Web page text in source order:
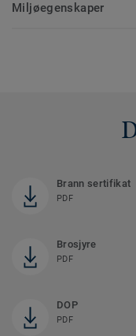
Miljøegenskaper
Brann sertifikat
PDF
Brosjyre
PDF
DOP
PDF